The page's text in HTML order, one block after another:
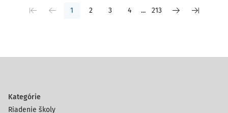
1 2 3 4 ... 213
Kategórie
Riadenie školy